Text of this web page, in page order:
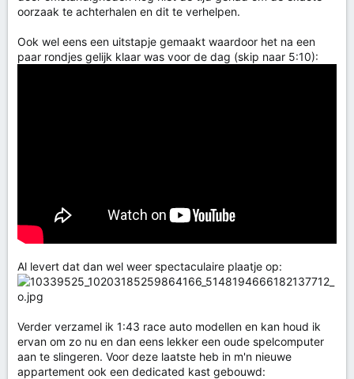
oorzaak te achterhalen en dit te verhelpen.
Ook wel eens een uitstapje gemaakt waardoor het na een
paar rondjes gelijk klaar was voor de dag (skip naar 5:10):
Al levert dat dan wel weer spectaculaire plaatje op:
Verder verzamel ik 1:43 race auto modellen en kan houd ik
ervan om zo nu en dan eens lekker een oude spelcomputer
aan te slingeren. Voor deze laatste heb in m'n nieuwe
appartement ook een dedicated kast gebouwd: